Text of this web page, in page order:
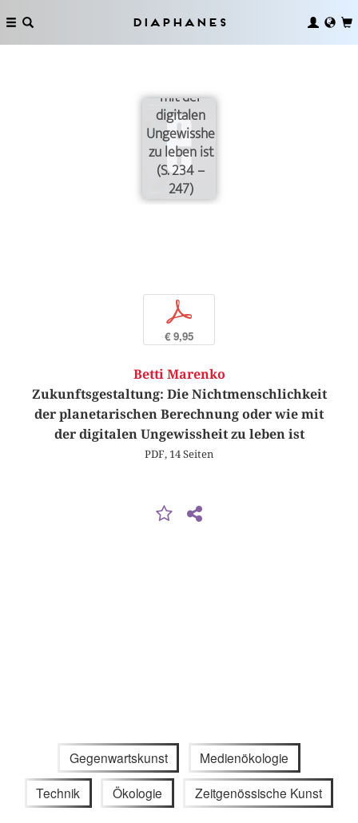
Diaphanes
der
planetarischen
mit der
digitalen
Ungewissheit
zu leben ist
(S. 234 –
247)
p
€ 9,95
Betti Marenko
Zukunftsgestaltung: Die Nichtmenschlichkeit
der planetarischen Berechnung oder wie mit
der digitalen Ungewissheit zu leben ist
PDF, 14 Seiten
Gegenwartskunst Medienökologie
Technik Ökologie Zeitgenössische Kunst